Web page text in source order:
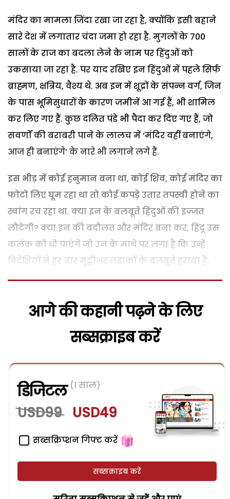
मंदिर का मामला जिंदा रखा जा रहा है, क्योंकि इसी बहाने
सारे देश में लगातार चंदा जमा हो रहा है. मुगलों के 700
सालों के राज का बदला लेने के नाम पर हिंदुओं को
उकसाया जा रहा है. पर याद रखिए इन हिंदुओं में पहले सिर्फ
ब्राह्मण, क्षत्रिय, वैश्य थे. अब इन में शूद्रों के संपन्न वर्ग, जिन
के पास भूमिसुधारों के कारण जमीनें आ गई हैं, भी शामिल
कर लिए गए हैं. कुछ दलित पंडे भी पैदा कर दिए गए हैं, जो
सवर्णों की बराबरी पाने के लालच में ‘मंदिर वहीं बनाएंगे,
आज ही बनाएंगे’ के नारे भी लगाने लगे हैं.
इस भीड़ में कोई हनुमान बना था, कोई शिव, कोई मंदिर का
फोटो लिए घूम रहा था तो कोई कपड़े उतार तपस्वी होने का
स्वांग रच रहा था. क्या इन के बलबूते हिंदुओं की इज्जत
लौटेगी? क्या इन की बदौलत और मंदिर बना कर, हिंदू उस
कलंक को धो पाएंगे जो उन के माथे पर लगा है कि उन्हें
विदेशियों ने हर बार मुट्ठीभर लड़ाकों के बलबूते हराया है.
आगे की कहानी पढ़ने के लिए
सब्सक्राइब करें
डिजिटल (1 साल)
USD99 USD49
सब्सक्रिप्शन गिफ्ट करें
सब्सक्राइब करें